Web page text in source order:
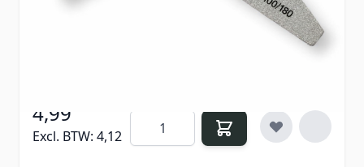
4,99
Excl. BTW: 4,12
Aantal